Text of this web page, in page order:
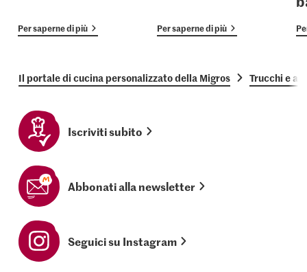
Per saperne di più Per saperne di più
Il portale di cucina personalizzato della Migros Trucchi e
Iscriviti subito
Abbonati alla newsletter
Seguici su Instagram